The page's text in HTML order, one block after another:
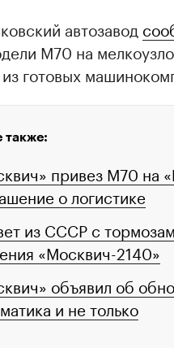
автозавод
М70 на
готовых
также:
привез М70 на
о логистике
из СССР с
«Москвич-2140»
объявил об
и не только